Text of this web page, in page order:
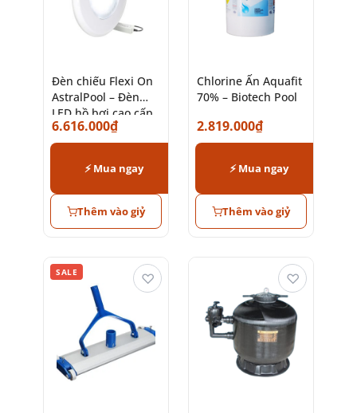
Đèn chiếu Flexi On
AstralPool – Đèn
LED hồ bơi cao cấp
chính hãng
6.616.000₫
⚡ Mua ngay
Thêm vào giỷ
Chlorine Ấn Aquafit
70% – Biotech Pool
2.819.000₫
⚡ Mua ngay
Thêm vào giỷ
SALE ♡ ♡